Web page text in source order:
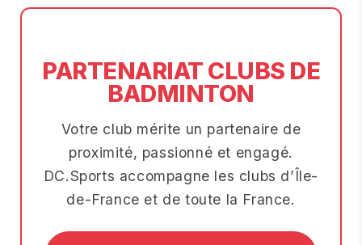
PARTENARIAT CLUBS DE
BADMINTON
Votre club mérite un partenaire de
proximité, passionné et engagé.
DC.Sports accompagne les clubs d’Île-
de-France et de toute la France.